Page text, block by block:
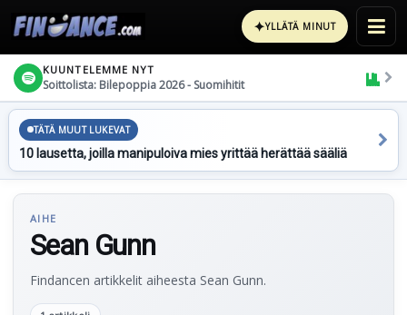
✦YLLÄTÄ MINUT
KUUNTELEMME NYT
Soittolista: Bilepoppia 2026 - Suomihitit
TÄTÄ MUUT LUKEVAT
10 lausetta, joilla manipuloiva mies yrittää herättää sääliä
AIHE
Sean Gunn
Findancen artikkelit aiheesta Sean Gunn.